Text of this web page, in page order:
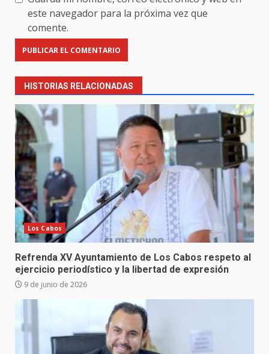
este navegador para la próxima vez que
comente.
HISTORIAS RELACIONADAS
Los Cabos
Refrenda XV Ayuntamiento de Los Cabos respeto al
ejercicio periodístico y la libertad de expresión
9 de junio de 2026